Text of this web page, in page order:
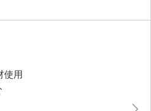
い部の楽さを追求しまし
００％の天竺素材を用いて
リント仕様でチクチクしに
使用